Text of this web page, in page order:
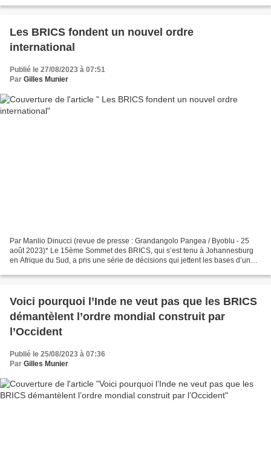
Les BRICS fondent un nouvel ordre
international
Publié le 27/08/2023 à 07:51
Par Gilles Munier
Par Manlio Dinucci (revue de presse : Grandangolo Pangea / Byoblu - 25
août 2023)* Le 15ème Sommet des BRICS, qui s’est tenu à Johannesburg
en Afrique du Sud, a pris une série de décisions qui jettent les bases d’un
Voici pourquoi l’Inde ne veut pas que les BRICS
démantèlent l’ordre mondial construit par
l’Occident
Publié le 25/08/2023 à 07:36
Par Gilles Munier